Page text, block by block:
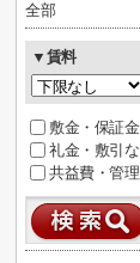
全部
▼賃料
敷金・保証
礼金・敷引
共益費・管